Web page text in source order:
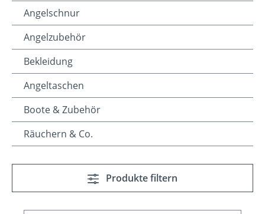
Angelschnur
Angelzubehör
Bekleidung
Angeltaschen
Boote & Zubehör
Räuchern & Co.
Produkte filtern